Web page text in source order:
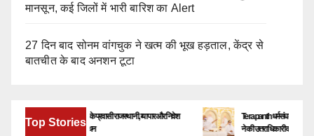
मानसून, कई जिलों में भारी बारिश का Alert
27 दिन बाद सोनम वांगचुक ने खत्म की भूख हड़ताल, केंद्र से
बातचीत के बाद अनशन टूटा
Top Stories
बेंगलूरु में जुटेंगे देश-विदेश के प्रवासी राजस्थानी, व्यापार और निवेश
के नए अवसरों पर होगा मंथन
Terapanth धर्मसंघ को मिला नया
ने की उत्तराधिकारी की घोषणा